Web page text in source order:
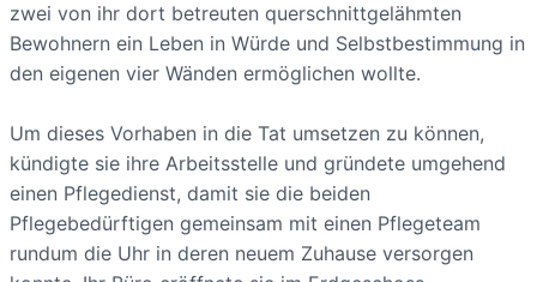
zwei von ihr dort betreuten querschnittgelähmten
Bewohnern ein Leben in Würde und Selbstbestimmung in
den eigenen vier Wänden ermöglichen wollte.
Um dieses Vorhaben in die Tat umsetzen zu können,
kündigte sie ihre Arbeitsstelle und gründete umgehend
einen Pflegedienst, damit sie die beiden
Pflegebedürftigen gemeinsam mit einen Pflegeteam
rundum die Uhr in deren neuem Zuhause versorgen